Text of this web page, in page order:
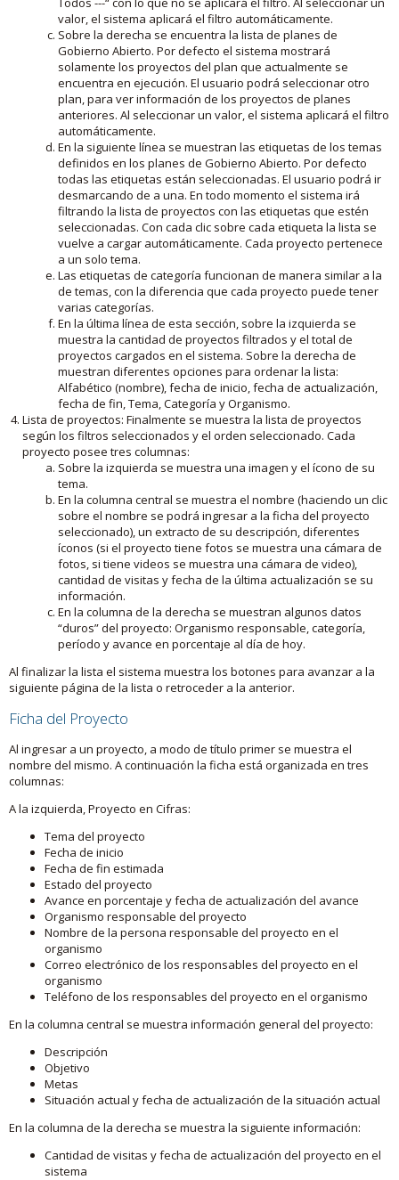
valor, el sistema aplicará el filtro automáticamente.
Sobre la derecha se encuentra la lista de planes de
Gobierno Abierto. Por defecto el sistema mostrará
solamente los proyectos del plan que actualmente se
encuentra en ejecución. El usuario podrá seleccionar otro
plan, para ver información de los proyectos de planes
anteriores. Al seleccionar un valor, el sistema aplicará el filtro
automáticamente.
En la siguiente línea se muestran las etiquetas de los temas
definidos en los planes de Gobierno Abierto. Por defecto
todas las etiquetas están seleccionadas. El usuario podrá ir
desmarcando de a una. En todo momento el sistema irá
filtrando la lista de proyectos con las etiquetas que estén
seleccionadas. Con cada clic sobre cada etiqueta la lista se
vuelve a cargar automáticamente. Cada proyecto pertenece
a un solo tema.
Las etiquetas de categoría funcionan de manera similar a la
de temas, con la diferencia que cada proyecto puede tener
varias categorías.
En la última línea de esta sección, sobre la izquierda se
muestra la cantidad de proyectos filtrados y el total de
proyectos cargados en el sistema. Sobre la derecha de
muestran diferentes opciones para ordenar la lista:
Alfabético (nombre), fecha de inicio, fecha de actualización,
fecha de fin, Tema, Categoría y Organismo.
Lista de proyectos: Finalmente se muestra la lista de proyectos
según los filtros seleccionados y el orden seleccionado. Cada
proyecto posee tres columnas:
Sobre la izquierda se muestra una imagen y el ícono de su
tema.
En la columna central se muestra el nombre (haciendo un clic
sobre el nombre se podrá ingresar a la ficha del proyecto
seleccionado), un extracto de su descripción, diferentes
íconos (si el proyecto tiene fotos se muestra una cámara de
fotos, si tiene videos se muestra una cámara de video),
cantidad de visitas y fecha de la última actualización se su
información.
En la columna de la derecha se muestran algunos datos
“duros” del proyecto: Organismo responsable, categoría,
período y avance en porcentaje al día de hoy.
Al finalizar la lista el sistema muestra los botones para avanzar a la
siguiente página de la lista o retroceder a la anterior.
Ficha del Proyecto
Al ingresar a un proyecto, a modo de título primer se muestra el
nombre del mismo. A continuación la ficha está organizada en tres
columnas:
A la izquierda, Proyecto en Cifras:
Tema del proyecto
Fecha de inicio
Fecha de fin estimada
Estado del proyecto
Avance en porcentaje y fecha de actualización del avance
Organismo responsable del proyecto
Nombre de la persona responsable del proyecto en el
organismo
Correo electrónico de los responsables del proyecto en el
organismo
Teléfono de los responsables del proyecto en el organismo
En la columna central se muestra información general del proyecto:
Descripción
Objetivo
Metas
Situación actual y fecha de actualización de la situación actual
En la columna de la derecha se muestra la siguiente información:
Cantidad de visitas y fecha de actualización del proyecto en el
sistema